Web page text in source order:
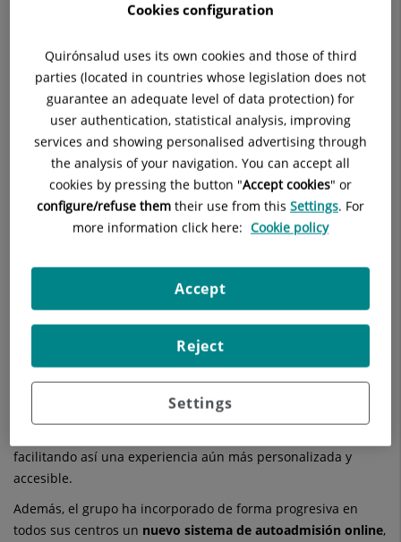
España
pacientes por gestionar su salud de forma ágil, cómoda y
segura a través de plataformas digitales.
MiQuirónsalud, que puede descargarse gratuitamente desde
Google Play y App Store, permite a los usuarios acceder a su
historia clínica y conocer los resultados de pruebas
diagnósticas, solicitar o modificar citas, recibir alertas y
recordatorios, y mantener contacto directo con sus
especialistas, evitando desplazamientos innecesarios. Estas
funcionalidades otorgan un mayor protagonismo al paciente y
individuales en cada momento, sobre todo teniendo en
más del 80% de los pacientes que acuden a la
registra una media de medio millón de accesos diarios.
Entre las últimas novedades incorporadas, destacanmejoras
de accesibilidad, usabilidad y seguridad
consultar el estado de las autorizaciones o la consulta
facilitando así una experiencia aún más personalizada y
accesible.
Además, el grupo ha incorporado de forma progresiva en
todos sus centros un nuevo sistema de autoadmisión online,
Cookies configuration
Quirónsalud uses its own cookies and those of third
parties (located in countries whose legislation does not
guarantee an adequate level of data protection) for
user authentication, statistical analysis, improving
services and showing personalised advertising through
the analysis of your navigation. You can accept all
cookies by pressing the button "Accept cookies" or
configure/refuse them their use from this Settings. For
more information click here: Cookie policy
Settings
Reject
Accept